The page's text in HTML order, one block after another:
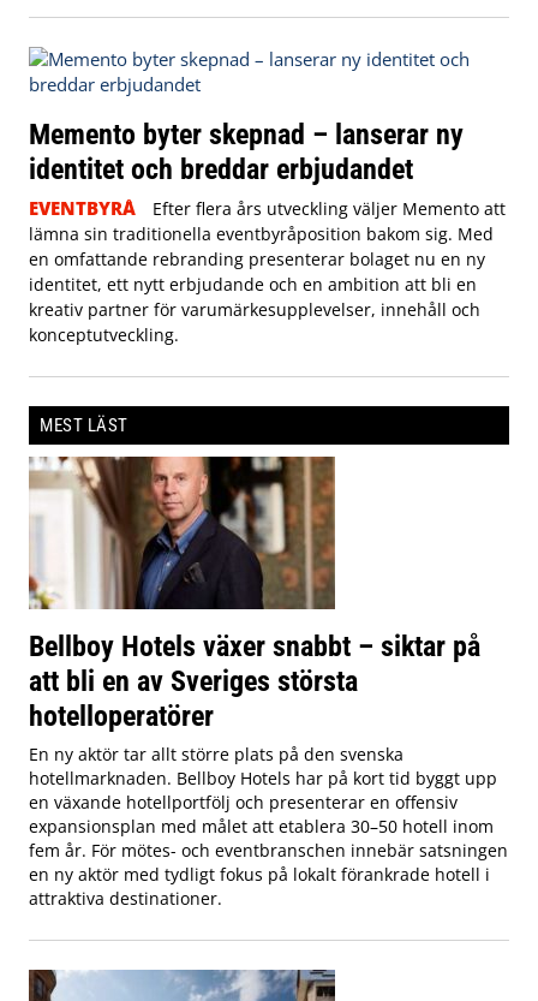
Memento byter skepnad – lanserar ny
identitet och breddar erbjudandet
EVENTBYRÅ
Efter flera års utveckling väljer Memento att
lämna sin traditionella eventbyråposition bakom sig. Med
en omfattande rebranding presenterar bolaget nu en ny
identitet, ett nytt erbjudande och en ambition att bli en
kreativ partner för varumärkesupplevelser, innehåll och
konceptutveckling.
MEST LÄST
Bellboy Hotels växer snabbt – siktar på
att bli en av Sveriges största
hotelloperatörer
En ny aktör tar allt större plats på den svenska
hotellmarknaden. Bellboy Hotels har på kort tid byggt upp
en växande hotellportfölj och presenterar en offensiv
expansionsplan med målet att etablera 30–50 hotell inom
fem år. För mötes- och eventbranschen innebär satsningen
en ny aktör med tydligt fokus på lokalt förankrade hotell i
attraktiva destinationer.